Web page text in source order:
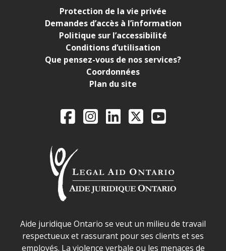
Protection de la vie privée
Demandes d’accès à l’information
Politique sur l’accessibilité
Conditions d’utilisation
Que pensez-vous de nos services?
Coordonnées
Plan du site
Legal Aid Ontario
FacebookInstagram
LinkedIn
X YouTube
Déclaration sur la sécurité dans les locaux d'AJO.
Aide juridique Ontario se veut un milieu de travail
respectueux et rassurant pour ses clients et ses
employés. La violence verbale ou les menaces de